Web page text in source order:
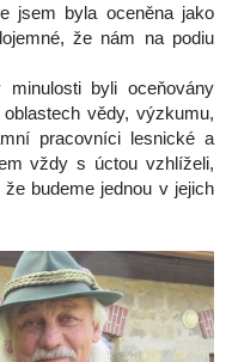
jsem byla oceněna jako
že nám na podiu
byli oceňovány
vědy, výzkumu,
pracovníci lesnické a
vždy s úctou vzhlíželi,
budeme jednou v jejich